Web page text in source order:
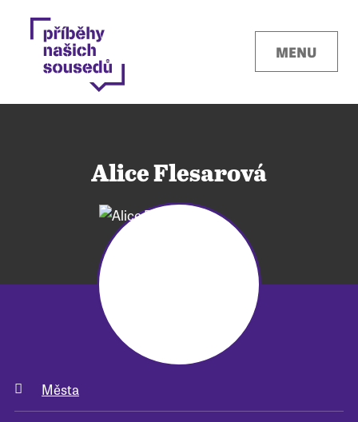
MENU
Pro školy
Alice Flesarová
Města